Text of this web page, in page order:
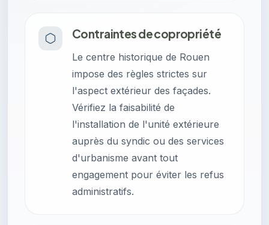
Contraintes de copropriété
Le centre historique de Rouen
impose des règles strictes sur
l'aspect extérieur des façades.
Vérifiez la faisabilité de
l'installation de l'unité extérieure
auprès du syndic ou des services
d'urbanisme avant tout
engagement pour éviter les refus
administratifs.